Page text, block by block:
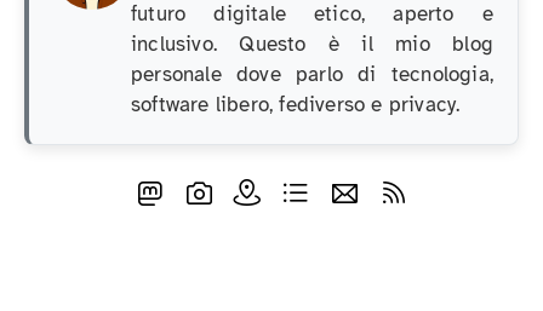
futuro digitale etico, aperto e
inclusivo. Questo è il mio blog
personale dove parlo di tecnologia,
software libero, fediverso e privacy.